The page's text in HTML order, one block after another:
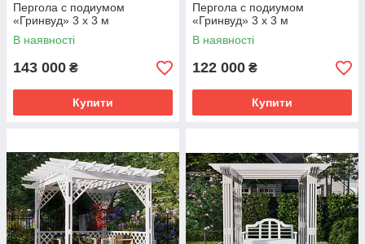
Пергола с подиумом
«Гринвуд» 3 х 3 м
В наявності
143 000 ₴
Купити
Пергола с подиумом
«Гринвуд» 3 х 3 м
В наявності
122 000 ₴
Купити